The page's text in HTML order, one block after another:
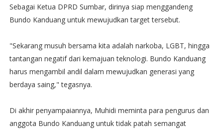
Sebagai Ketua DPRD Sumbar, dirinya siap menggandeng
Bundo Kanduang untuk mewujudkan target tersebut.
"Sekarang musuh bersama kita adalah narkoba, LGBT, hingga
tantangan negatif dari kemajuan teknologi. Bundo Kanduang
harus mengambil andil dalam mewujudkan generasi yang
berdaya saing," tegasnya.
Di akhir penyampaiannya, Muhidi meminta para pengurus dan
anggota Bundo Kanduang untuk tidak patah semangat